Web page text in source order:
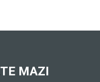
ΜΑΖΊ